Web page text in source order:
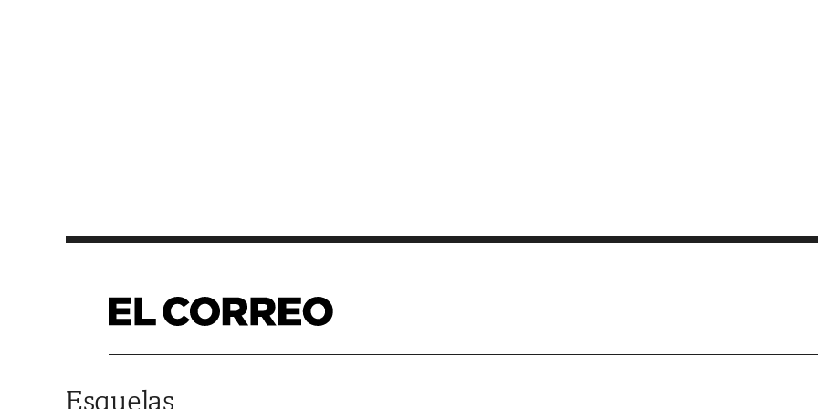
Esquelas